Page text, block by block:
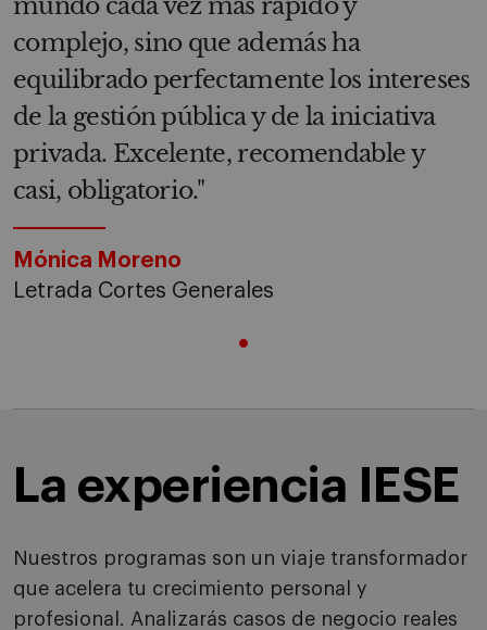
mundo cada vez más rápido y
complejo, sino que además ha
equilibrado perfectamente los intereses
de la gestión pública y de la iniciativa
privada. Excelente, recomendable y
casi, obligatorio."
Mónica Moreno
Letrada Cortes Generales
La experiencia IESE
Nuestros programas son un viaje transformador
que acelera tu crecimiento personal y
profesional. Analizarás casos de negocio reales